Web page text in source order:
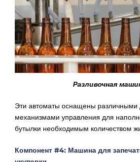
Разливочная
Эти автоматы оснащены различными
механизмами управления для
бутылки необходимым количеством
Компонент #4: Машина для